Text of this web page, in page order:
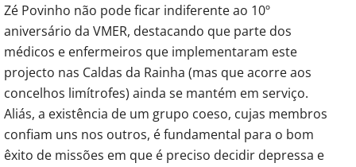
Zé Povinho não pode ficar indiferente ao 10º
aniversário da VMER, destacando que parte dos
médicos e enfermeiros que implementaram este
projecto nas Caldas da Rainha (mas que acorre aos
concelhos limítrofes) ainda se mantém em serviço.
Aliás, a existência de um grupo coeso, cujas membros
confiam uns nos outros, é fundamental para o bom
êxito de missões em que é preciso decidir depressa e